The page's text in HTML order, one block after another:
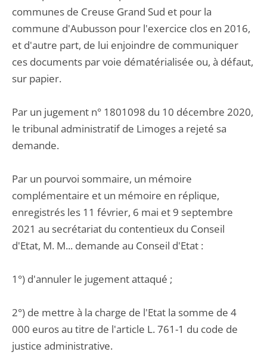
communes de Creuse Grand Sud et pour la
commune d'Aubusson pour l'exercice clos en 2016,
et d'autre part, de lui enjoindre de communiquer
ces documents par voie dématérialisée ou, à défaut,
sur papier.
Par un jugement n° 1801098 du 10 décembre 2020,
le tribunal administratif de Limoges a rejeté sa
demande.
Par un pourvoi sommaire, un mémoire
complémentaire et un mémoire en réplique,
enregistrés les 11 février, 6 mai et 9 septembre
2021 au secrétariat du contentieux du Conseil
d'Etat, M. M... demande au Conseil d'Etat :
1°) d'annuler le jugement attaqué ;
2°) de mettre à la charge de l'Etat la somme de 4
000 euros au titre de l'article L. 761-1 du code de
justice administrative.